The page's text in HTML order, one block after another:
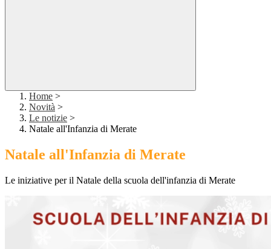
Home >
Novità >
Le notizie >
Natale all'Infanzia di Merate
Natale all'Infanzia di Merate
Le iniziative per il Natale della scuola dell'infanzia di Merate